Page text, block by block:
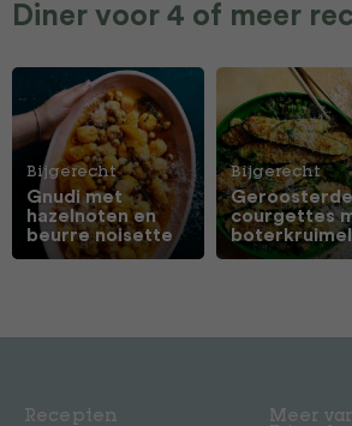
Diner voor 4 of meer
Bijgerecht
Gnudi met
hazelnoten en
beurre noisette
Bijgerecht
Geroosterde
courgettes
Recepten
Meer